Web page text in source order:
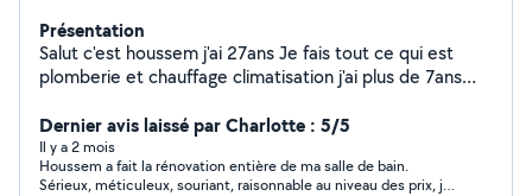
Présentation
Salut c'est houssem j'ai 27ans Je fais tout ce qui est
plomberie et chauffage climatisation j'ai plus de 7ans
Dernier avis laissé par Charlotte : 5/5
Il y a 2 mois
Houssem a fait la rénovation entière de ma salle de bain.
Sérieux, méticuleux, souriant, raisonnable au niveau des prix, je